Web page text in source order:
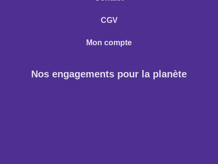
CGV
Mon compte
Nos engagements pour la planète